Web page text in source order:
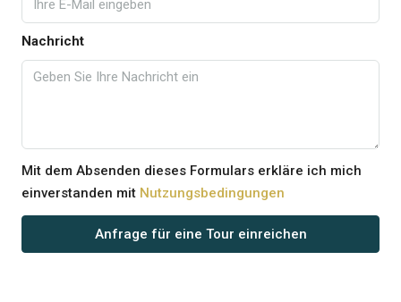
Nachricht
Mit dem Absenden dieses Formulars erkläre ich mich
einverstanden mit Nutzungsbedingungen
Anfrage für eine Tour einreichen